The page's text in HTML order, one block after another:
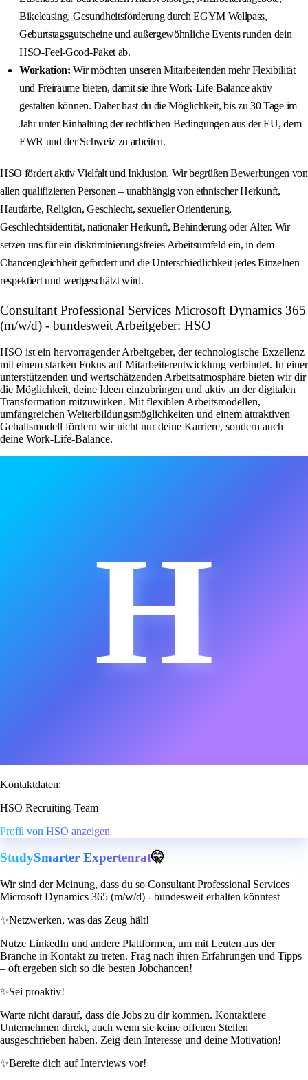
Bikeleasing, Gesundheitsförderung durch EGYM Wellpass,
Geburtstagsgutscheine und außergewöhnliche Events runden dein
HSO-Feel-Good-Paket ab.
Workation: Wir möchten unseren Mitarbeitenden mehr Flexibilität
und Freiräume bieten, damit sie ihre Work-Life-Balance aktiv
gestalten können. Daher hast du die Möglichkeit, bis zu 30 Tage im
Jahr unter Einhaltung der rechtlichen Bedingungen aus der EU, dem
EWR und der Schweiz zu arbeiten.
HSO fördert aktiv Vielfalt und Inklusion. Wir begrüßen Bewerbungen von
allen qualifizierten Personen – unabhängig von ethnischer Herkunft,
Hautfarbe, Religion, Geschlecht, sexueller Orientierung,
Geschlechtsidentität, nationaler Herkunft, Behinderung oder Alter. Wir
setzen uns für ein diskriminierungsfreies Arbeitsumfeld ein, in dem
Chancengleichheit gefördert und die Unterschiedlichkeit jedes Einzelnen
respektiert und wertgeschätzt wird.
Consultant Professional Services Microsoft Dynamics 365
(m/w/d) - bundesweit Arbeitgeber: HSO
HSO ist ein hervorragender Arbeitgeber, der technologische Exzellenz
mit einem starken Fokus auf Mitarbeiterentwicklung verbindet. In einer
unterstützenden und wertschätzenden Arbeitsatmosphäre bieten wir dir
die Möglichkeit, deine Ideen einzubringen und aktiv an der digitalen
Transformation mitzuwirken. Mit flexiblen Arbeitsmodellen,
umfangreichen Weiterbildungsmöglichkeiten und einem attraktiven
Gehaltsmodell fördern wir nicht nur deine Karriere, sondern auch
deine Work-Life-Balance.
H
Kontaktdaten:
HSO Recruiting-Team
Profil von HSO anzeigen
StudySmarter Expertenrat🤫
Wir sind der Meinung, dass du so Consultant Professional Services
Microsoft Dynamics 365 (m/w/d) - bundesweit erhalten könntest
✨Netzwerken, was das Zeug hält!
Nutze LinkedIn und andere Plattformen, um mit Leuten aus der
Branche in Kontakt zu treten. Frag nach ihren Erfahrungen und Tipps
– oft ergeben sich so die besten Jobchancen!
✨Sei proaktiv!
Warte nicht darauf, dass die Jobs zu dir kommen. Kontaktiere
Unternehmen direkt, auch wenn sie keine offenen Stellen
ausgeschrieben haben. Zeig dein Interesse und deine Motivation!
✨Bereite dich auf Interviews vor!